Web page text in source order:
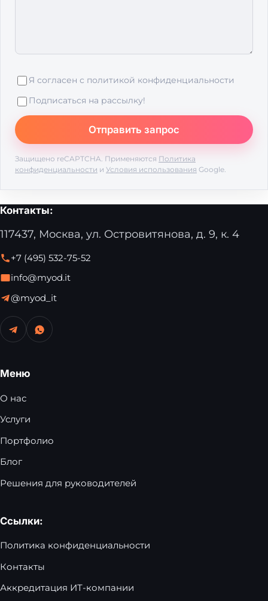
Я согласен с политикой конфиденциальности
Подписаться на рассылку!
Защищено reCAPTCHA. Применяются Политика
конфиденциальности и Условия использования Google.
Контакты:
117437, Москва, ул. Островитянова, д. 9, к. 4
+7 (495) 532-75-52
info@myod.it
@myod_it
Меню
О нас
Услуги
Портфолио
Блог
Решения для руководителей
Ссылки:
Политика конфиденциальности
Контакты
Аккредитация ИТ-компании